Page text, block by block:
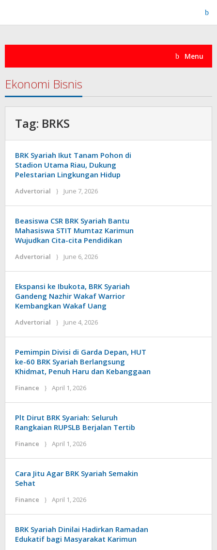
content
Menu
Ekonomi Bisnis
Tag: BRKS
BRK Syariah Ikut Tanam Pohon di
Stadion Utama Riau, Dukung
Pelestarian Lingkungan Hidup
Advertorial June 7, 2026by
Beasiswa CSR BRK Syariah Bantu
Mahasiswa STIT Mumtaz Karimun
Wujudkan Cita-cita Pendidikan
Advertorial June 6, 2026by
Ekspansi ke Ibukota, BRK Syariah
Gandeng Nazhir Wakaf Warrior
Kembangkan Wakaf Uang
Advertorial June 4, 2026by
Pemimpin Divisi di Garda Depan, HUT
ke-60 BRK Syariah Berlangsung
Khidmat, Penuh Haru dan Kebanggaan
Finance April 1, 2026by
Plt Dirut BRK Syariah: Seluruh
Rangkaian RUPSLB Berjalan Tertib
Finance April 1, 2026by
Cara Jitu Agar BRK Syariah Semakin
Sehat
Finance April 1, 2026by
BRK Syariah Dinilai Hadirkan Ramadan
Edukatif bagi Masyarakat Karimun